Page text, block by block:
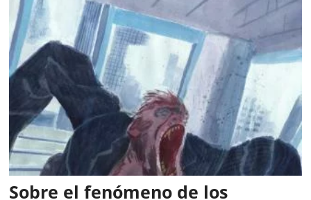
Sobre el fenómeno de los